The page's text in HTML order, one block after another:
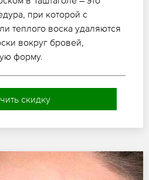
при которой с
теплого воска удаляются
вокруг бровей,
форму.
скидку